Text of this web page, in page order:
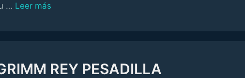
… Leer más
REY PESADILLA